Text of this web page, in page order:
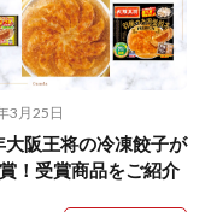
3月25日
阪王将の冷凍餃子が
！受賞商品をご紹介
たれつき肉焼売
食品のはなし』
ーメン